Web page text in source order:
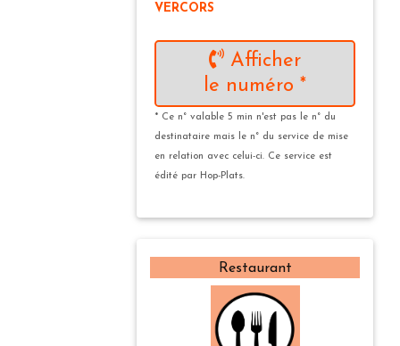
VERCORS
Afficher
le numéro *
* Ce n° valable 5 min n'est pas le n° du
destinataire mais le n° du service de mise
en relation avec celui-ci. Ce service est
édité par Hop-Plats.
Restaurant